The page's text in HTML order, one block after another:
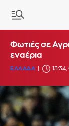
Φωτιές σε
εναέρια
ΕΛΛΑΔΑ